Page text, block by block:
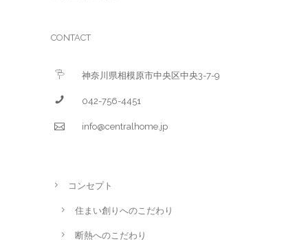
CONTACT
神奈川県相模原市中央区中央3-7-9
042-756-4451
info@centralhome.jp
コンセプト
住まい創りへのこだわり
断熱へのこだわり